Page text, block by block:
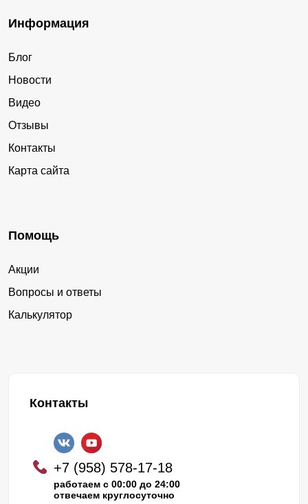
Информация
Блог
Новости
Видео
Отзывы
Контакты
Карта сайта
Помощь
Акции
Вопросы и ответы
Калькулятор
Контакты
+7 (958) 578-17-18
работаем с 00:00 до 24:00
отвечаем круглосуточно